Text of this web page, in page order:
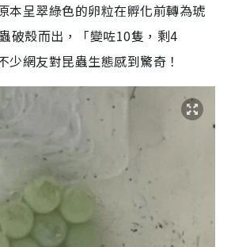
本呈翠綠色的卵粒在孵化前轉為琥
破殼而出，「變咗10隻，剩4
少網友對昆蟲生態感到驚奇！